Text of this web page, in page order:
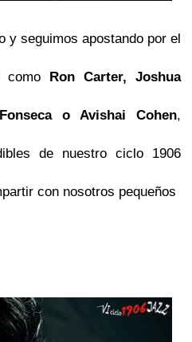
y seguimos apostando por el
como Ron Carter, Joshua
o Avishai Cohen,
de nuestro ciclo 1906
con nosotros pequeños